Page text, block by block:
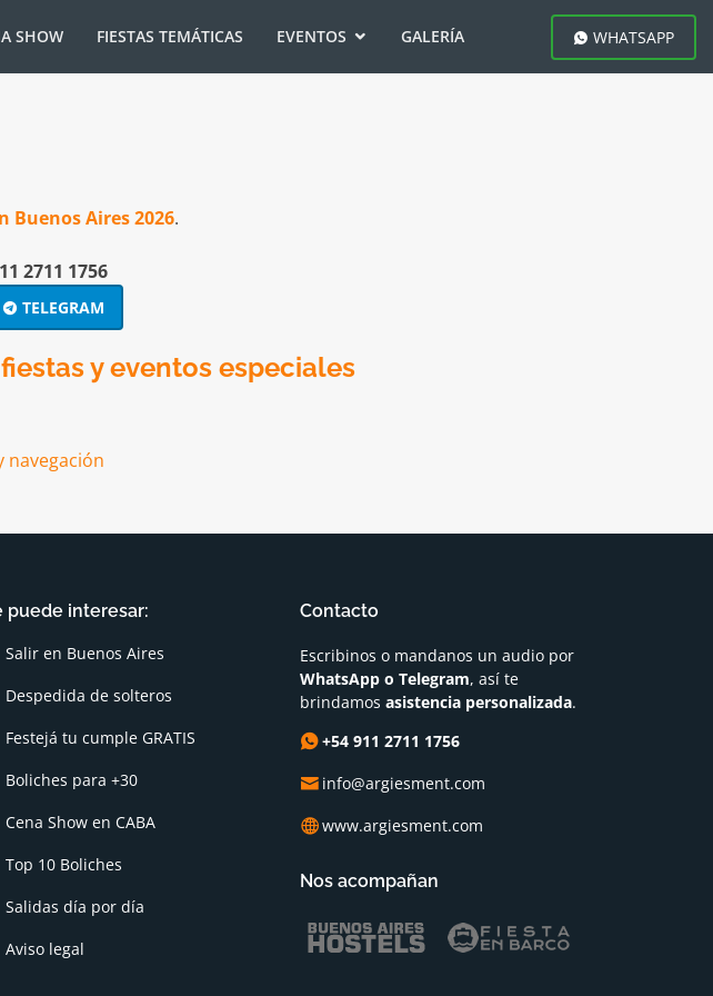
SHOW FIESTAS TEMÁTICAS EVENTOS GALERÍA WHATSAPP
Buenos Aires 2026.
2711 1756
TELEGRAM
y eventos especiales
puede interesar:
Salir en Buenos Aires
Despedida de solteros
Festejá tu cumple GRATIS
Boliches para +30
Cena Show en CABA
Top 10 Boliches
Salidas día por día
Aviso legal
Contacto
Escribinos o mandanos un audio por
WhatsApp o Telegram, así te
brindamos asistencia personalizada.
+54 911 2711 1756
info@argiesment.com
www.argiesment.com
Nos acompañan